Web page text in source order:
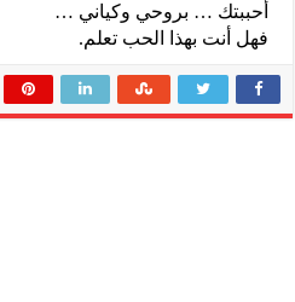
أحببتك … بروحي وكياني …
فهل أنت بهذا الحب تعلم.